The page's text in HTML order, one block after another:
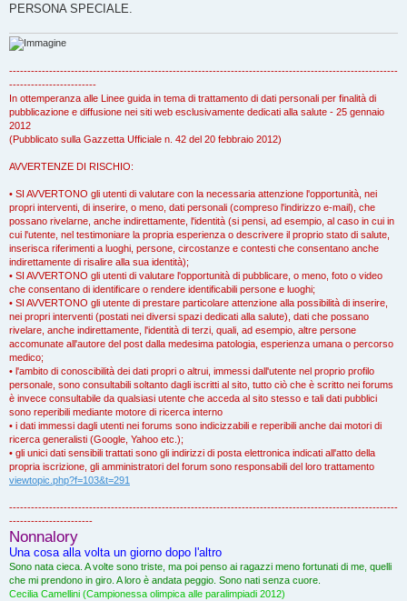
i
PERSONA SPECIALE.
-----------------------------------------------------------------------------------------------------------
------------------------
In ottemperanza alle Linee guida in tema di trattamento di dati personali per finalità di
pubblicazione e diffusione nei siti web esclusivamente dedicati alla salute - 25 gennaio
2012
(Pubblicato sulla Gazzetta Ufficiale n. 42 del 20 febbraio 2012)
AVVERTENZE DI RISCHIO:
• SI AVVERTONO gli utenti di valutare con la necessaria attenzione l'opportunità, nei
propri interventi, di inserire, o meno, dati personali (compreso l'indirizzo e-mail), che
possano rivelarne, anche indirettamente, l'identità (si pensi, ad esempio, al caso in cui in
cui l'utente, nel testimoniare la propria esperienza o descrivere il proprio stato di salute,
inserisca riferimenti a luoghi, persone, circostanze e contesti che consentano anche
indirettamente di risalire alla sua identità);
• SI AVVERTONO gli utenti di valutare l'opportunità di pubblicare, o meno, foto o video
che consentano di identificare o rendere identificabili persone e luoghi;
• SI AVVERTONO gli utente di prestare particolare attenzione alla possibilità di inserire,
nei propri interventi (postati nei diversi spazi dedicati alla salute), dati che possano
rivelare, anche indirettamente, l'identità di terzi, quali, ad esempio, altre persone
accomunate all'autore del post dalla medesima patologia, esperienza umana o percorso
medico;
• l'ambito di conoscibilità dei dati propri o altrui, immessi dall'utente nel proprio profilo
personale, sono consultabili soltanto dagli iscritti al sito, tutto ciò che è scritto nei forums
è invece consultabile da qualsiasi utente che acceda al sito stesso e tali dati pubblici
sono reperibili mediante motore di ricerca interno
• i dati immessi dagli utenti nei forums sono indicizzabili e reperibili anche dai motori di
ricerca generalisti (Google, Yahoo etc.);
• gli unici dati sensibili trattati sono gli indirizzi di posta elettronica indicati all'atto della
propria iscrizione, gli amministratori del forum sono responsabili del loro trattamento
viewtopic.php?f=103&t=291
-----------------------------------------------------------------------------------------------------------
-----------------------
Nonnalory
Una cosa alla volta un giorno dopo l'altro
Sono nata cieca. A volte sono triste, ma poi penso ai ragazzi meno fortunati di me, quelli
che mi prendono in giro. A loro è andata peggio. Sono nati senza cuore.
Cecilia Camellini (Campionessa olimpica alle paralimpiadi 2012)